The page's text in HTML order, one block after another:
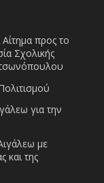
προς το
Σχολικής
για την
με
και της